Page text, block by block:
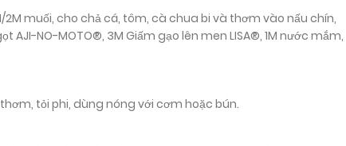
muối, cho chả cá, tôm, cà chua bi và thơm vào nấu chín,
AJI-NO-MOTO®, 3M Giấm gạo lên men LISA®, 1M nước mắm,
tỏi phi, dùng nóng với cơm hoặc bún.